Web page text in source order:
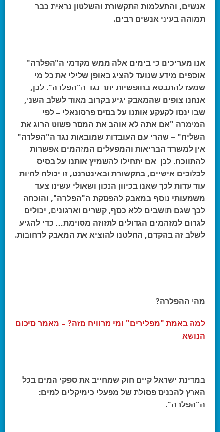
אנשים, והתעלמות התקשורת והשלטון נראית כבר
תמוהה בעיני אנשים רבים.
אנו מעריכים כי בימים אלה ממש מקדמי ה"הפלרה"
אוספים מידע שנועד להציג באופן שלילי את כל מי
שמעז להתבטא בחופשיות יתר נגד ה"הפלרה". לכן,
אנחנו צופים שהמאבק יגיע בקרוב מאוד לשלב השני,
שבו ינסו לקעקע אותנו על בסיס פרסונאלי – לפי
המימרה "אם אתה לא אוהב את המסר פשוט הרוג את
השליח" – שהרי עם העובדות שמובאות נגד ה"הפלרה"
אין למשרד הבריאות והמפעלים המזהמים אפשרות
להתווכח. לכן אם יתחילו להשמיץ אותנו על בסיס
לכלוכים אישיים, בתקשורת ובאינטרנט, זו יכולה להיות
עוד עדות לכך שאנו בכיוון הנכון ושאולי עשינו צעד
משמעותי נוסף במאבק להפסקת ה"הפלרה", והוכחה
לכך שגם תושבים ללא כסף, קשרים וארגונים, יכולים
לגרום למזהמים הגדולים לתזוזה מסוימת… כדי להגיע
לשלב זה בהקדם, החלטנו להוציא את המאבק לרחובות.
מהי ההפלרה?
למה באמת "מפלירים" ומי מרוויח מזה? – מאמר סיכום
הנושא
במדינת ישראל קיים חוק שמחייב את ספקי המים בכל
הארץ להכניס פסולת של מפעלי כימיקלים למים:
ה"הפלרה".